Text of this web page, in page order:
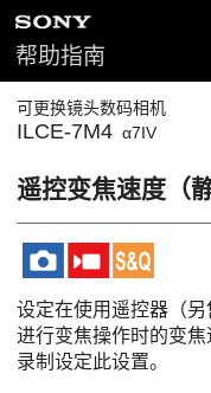
帮助指南
可更换镜头数码相机
ILCE-7M4 α7IV
遥控变焦速度 （
设定在使用遥控器（
进行变焦操作时的变
录制设定此设置。